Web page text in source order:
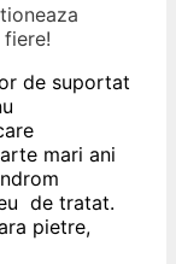
de suportat
mari ani
de tratat.
pietre,